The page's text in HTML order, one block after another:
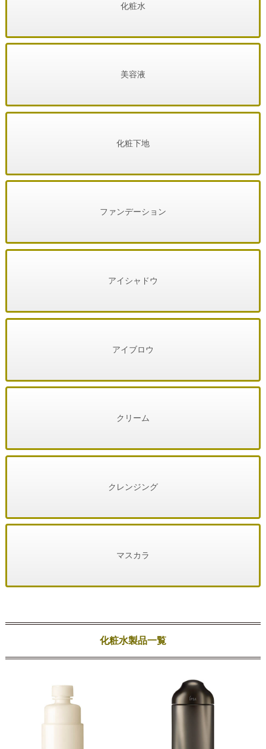
化粧水
美容液
化粧下地
ファンデーション
アイシャドウ
アイブロウ
クリーム
クレンジング
マスカラ
化粧水製品一覧